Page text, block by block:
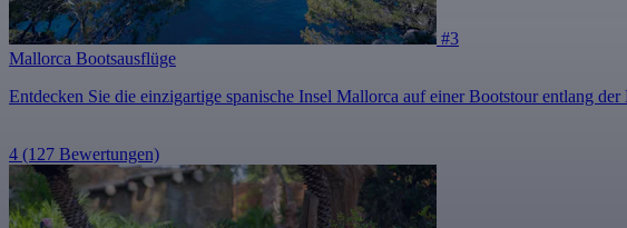
#3
Mallorca Bootsausflüge
Entdecken Sie die einzigartige spanische Insel Mallorca auf einer Bootstour entlang der
4 (127 Bewertungen)